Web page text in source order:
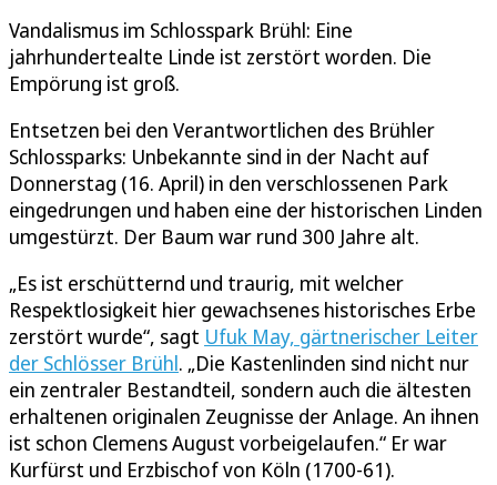
Vandalismus im Schlosspark Brühl: Eine
jahrhundertealte Linde ist zerstört worden. Die
Empörung ist groß.
Entsetzen bei den Verantwortlichen des Brühler
Schlossparks: Unbekannte sind in der Nacht auf
Donnerstag (16. April) in den verschlossenen Park
eingedrungen und haben eine der historischen Linden
umgestürzt. Der Baum war rund 300 Jahre alt.
„Es ist erschütternd und traurig, mit welcher
Respektlosigkeit hier gewachsenes historisches Erbe
zerstört wurde“, sagt Ufuk May, gärtnerischer Leiter
der Schlösser Brühl. „Die Kastenlinden sind nicht nur
ein zentraler Bestandteil, sondern auch die ältesten
erhaltenen originalen Zeugnisse der Anlage. An ihnen
ist schon Clemens August vorbeigelaufen.“ Er war
Kurfürst und Erzbischof von Köln (1700-61).